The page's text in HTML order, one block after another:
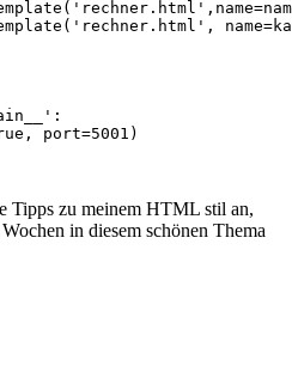
port=5001)
Tipps zu meinem HTML stil an,
in diesem schönen Thema